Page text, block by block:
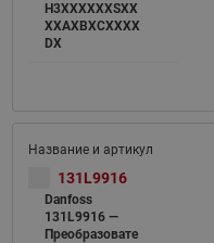
H3XXXXXXSXX
XXAXBXCXXXX
DX
131L9916
Danfoss
131L9916 —
Преобразовате